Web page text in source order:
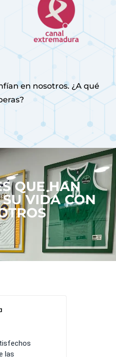
en nosotros. ¿A qué
QUE HAN
VIDA CON